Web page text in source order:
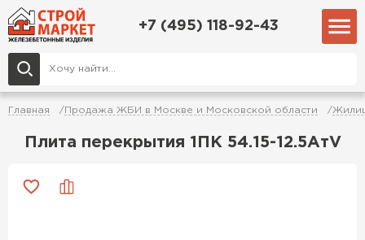
+7 (495) 118-92-43
Главная Продажа ЖБИ в Москве и Московской области
Плита перекрытия 1ПК 54.15-12.5АтV